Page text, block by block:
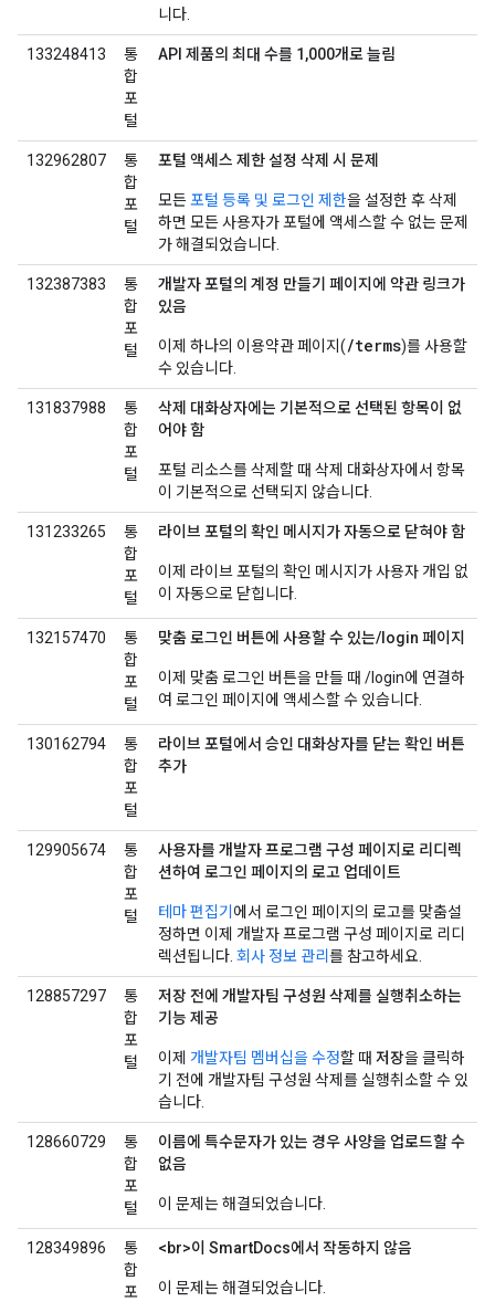
니다.
133248413
통
합
포
털
API 제품의 최대 수를 1,000개로 늘림
132962807
통
합
포
털
포털 액세스 제한 설정 삭제 시 문제
모든포털 등록 및 로그인 제한을 설정한 후 삭제
하면 모든 사용자가 포털에 액세스할 수 없는 문제
가 해결되었습니다.
132387383
통
합
포
털
개발자 포털의 계정 만들기 페이지에 약관 링크가
있음
이제 하나의 이용약관 페이지(/terms)를 사용할
수 있습니다.
131837988
통
합
포
털
삭제 대화상자에는 기본적으로 선택된 항목이 없
어야 함
포털 리소스를 삭제할 때 삭제 대화상자에서 항목
이 기본적으로 선택되지 않습니다.
131233265
통
합
포
털
라이브 포털의 확인 메시지가 자동으로 닫혀야 함
이제 라이브 포털의 확인 메시지가 사용자 개입 없
이 자동으로 닫힙니다.
132157470
통
합
포
털
맞춤 로그인 버튼에 사용할 수 있는/login 페이지
이제 맞춤 로그인 버튼을 만들 때 /login에 연결하
여 로그인 페이지에 액세스할 수 있습니다.
130162794
통
합
포
털
라이브 포털에서 승인 대화상자를 닫는 확인 버튼
추가
129905674
통
합
포
털
사용자를 개발자 프로그램 구성 페이지로 리디렉
션하여 로그인 페이지의 로고 업데이트
테마 편집기 에서 로그인 페이지의 로고를 맞춤설
정하면 이제 개발자 프로그램 구성 페이지로 리디
렉션됩니다. 회사 정보 관리 를 참고하세요.
128857297
통
합
포
털
저장 전에 개발자팀 구성원 삭제를 실행취소하는
기능 제공
이제 개발자팀 멤버십을 수정할 때 저장을 클릭하
기 전에 개발자팀 구성원 삭제를 실행취소할 수 있
습니다.
128660729
통
합
포
털
이름에 특수문자가 있는 경우 사양을 업로드할 수
없음
이 문제는 해결되었습니다.
128349896
통
합
포
<br>이 SmartDocs에서 작동하지 않음
이 문제는 해결되었습니다.